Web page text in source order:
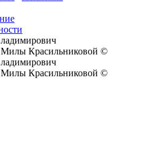
Красильниковой ©
Красильниковой ©